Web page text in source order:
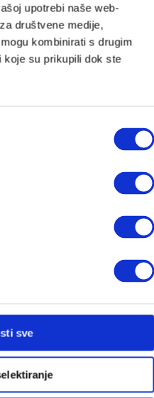
upotrebi naše web-
društvene medije,
kombinirati s drugim
koje su prikupili dok ste
sve